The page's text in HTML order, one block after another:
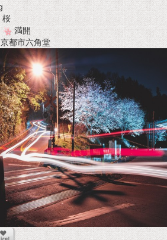
桜
満開
都市六角堂